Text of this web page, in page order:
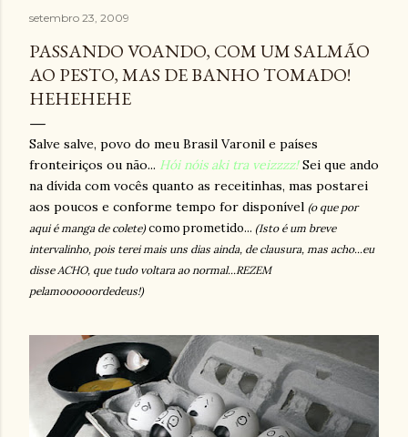
setembro 23, 2009
PASSANDO VOANDO, COM UM SALMÃO
AO PESTO, MAS DE BANHO TOMADO!
HEHEHEHE
Salve salve, povo do meu Brasil Varonil e países
fronteiriços ou não... Hói nóis aki tra veizzzz!Sei que ando
na dívida com vocês quanto as receitinhas, mas postarei
aos poucos e conforme tempo for disponível (o que por
aqui é manga de colete)como prometido... (Isto é um breve
intervalinho, pois terei mais uns dias ainda, de clausura, mas acho...eu
disse ACHO, que tudo voltara ao normal...REZEM
pelamoooooordedeus!)